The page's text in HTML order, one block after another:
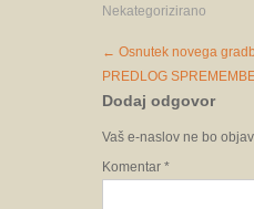
Nekategorizirano
Post
navigation
← Osnutek novega
PREDLOG
Dodaj odgovor
Vaš e-naslov ne bo
Komentar *